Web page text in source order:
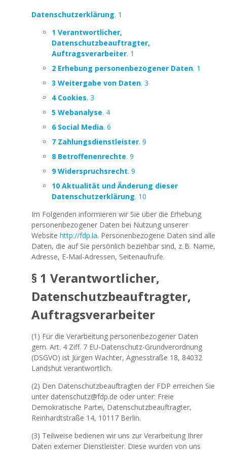
Datenschutzerklärung. 1
1 Verantwortlicher,
Datenschutzbeauftragter,
Auftragsverarbeiter. 1
2 Erhebung personenbezogener Daten. 1
3 Weitergabe von Daten. 3
4 Cookies. 3
5 Webanalyse. 4
6 Social Media. 6
7 Zahlungsdienstleister. 9
8 Betroffenenrechte. 9
9 Widerspruchsrecht. 9
10 Aktualität und Änderung dieser
Datenschutzerklärung. 10
Im Folgenden informieren wir Sie über die Erhebung
personenbezogener Daten bei Nutzung unserer
Websitehttp://fdp.la. Personenbezogene Daten sind alle
Daten, die auf Sie persönlich beziehbar sind, z. B. Name,
Adresse, E-Mail-Adressen, Seitenaufrufe.
§ 1 Verantwortlicher,
Datenschutzbeauftragter,
Auftragsverarbeiter
(1) Für die Verarbeitung personenbezogener Daten
gem. Art. 4 Ziff. 7 EU-Datenschutz-Grundverordnung
(DSGVO) ist Jürgen Wachter, Agnesstraße 18, 84032
Landshut verantwortlich.
(2) Den Datenschutzbeauftragten der FDP erreichen Sie
unter datenschutz@fdp.de oder unter: Freie
Demokratische Partei, Datenschutzbeauftragter,
Reinhardtstraße 14, 10117 Berlin.
(3) Teilweise bedienen wir uns zur Verarbeitung Ihrer
Daten externer Dienstleister. Diese wurden von uns